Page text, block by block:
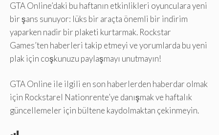
GTA Online’daki bu haftanın etkinlikleri oyunculara yeni
bir şans sunuyor: lüks bir araçta önemli bir indirim
yaparken nadir bir plaketi kurtarmak. Rockstar
Games’ten haberleri takip etmeyi ve yorumlarda bu yeni
plak için coşkunuzu paylaşmayı unutmayın!
GTA Online ile ilgili en son haberlerden haberdar olmak
için Rockstarel Nationrente’ye danışmak ve haftalık
güncellemeler için bültene kaydolmaktan çekinmeyin.